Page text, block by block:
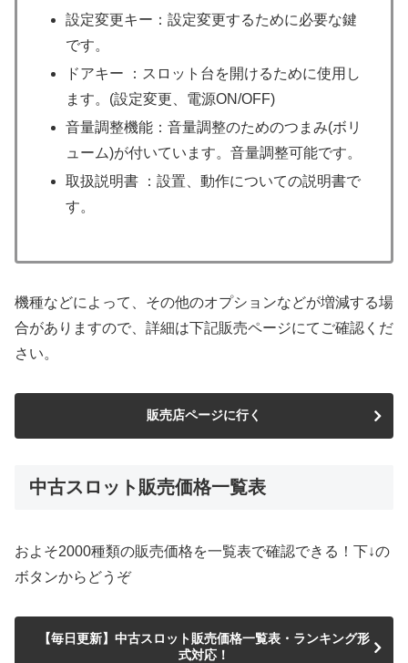
設定変更キー：設定変更するために必要な鍵
です。
ドアキー ：スロット台を開けるために使用し
ます。(設定変更、電源ON/OFF)
音量調整機能：音量調整のためのつまみ(ボリ
ューム)が付いています。音量調整可能です。
取扱説明書 ：設置、動作についての説明書で
す。
機種などによって、その他のオプションなどが増減する場
合がありますので、詳細は下記販売ページにてご確認くだ
さい。
販売店ページに行く
中古スロット販売価格一覧表
およそ2000種類の販売価格を一覧表で確認できる！下↓の
ボタンからどうぞ
【毎日更新】中古スロット販売価格一覧表・ランキング形
式対応！